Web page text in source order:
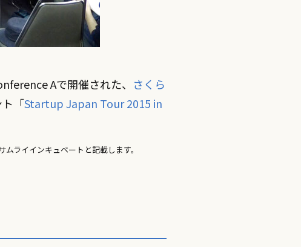
Aで開催された、
さくら
「Startup Japan Tour 2015 in
ライインキュベートと記載します。